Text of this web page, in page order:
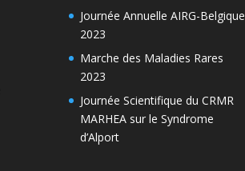
Journée Annuelle AIRG-Belgique
2023
Marche des Maladies Rares
2023
Journée Scientifique du CRMR
MARHEA sur le Syndrome
d’Alport